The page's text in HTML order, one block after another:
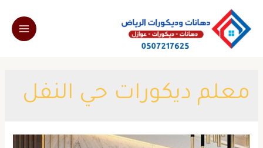
المحتوى
Main
معلم ديكورات حي النفل